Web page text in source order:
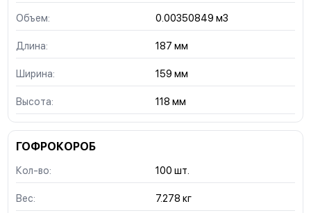
Объем: 0.00350849 м3
Длина: 187 мм
Ширина: 159 мм
Высота: 118 мм
ГОФРОКОРОБ
Кол-во: 100 шт.
Вес: 7.278 кг